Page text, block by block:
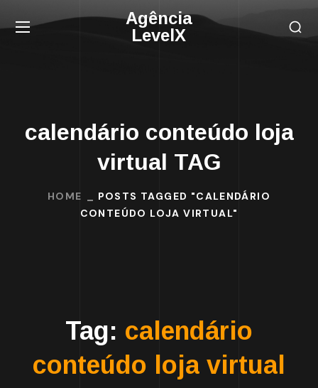
Agência
LevelX
calendário conteúdo loja
virtual TAG
HOME
POSTS TAGGED "CALENDÁRIO
CONTEÚDO LOJA VIRTUAL"
Tag: calendário
conteúdo loja virtual